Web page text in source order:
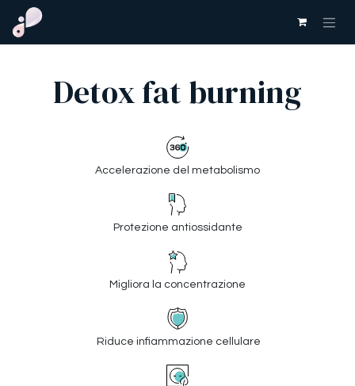
Passa al contenuto
Detox fat burning
Accelerazione del metabolismo
Protezione antiossidante
Migliora la concentrazione
Riduce infiammazione cellulare